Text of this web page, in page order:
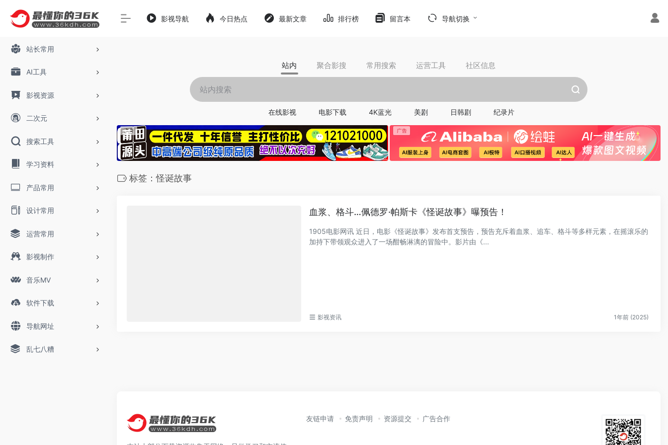
站长常用
AI工具
影视资源
二次元
搜索工具
学习资料
产品常用
设计常用
运营常用
影视制作
音乐MV
软件下载
导航网址
乱七八糟
影视导航 今日热点 最新文章 排行榜 留言本 导航切换
站内 聚合影搜 常用搜索 运营工具 社区信息
在线影视 电影下载 4K蓝光 美剧 日韩剧 纪录片
标签：怪诞故事
血浆、格斗…佩德罗·帕斯卡《怪诞故事》曝预告！
1905电影网讯 近日，电影《怪诞故事》发布首支预告，预告充斥着血浆、追车、格斗等多样元素，在摇滚乐的
加持下带领观众进入了一场酣畅淋漓的冒险中。影片由《...
影视资讯 1年前 (2025)
友链申请 免责声明 资源提交 广告合作